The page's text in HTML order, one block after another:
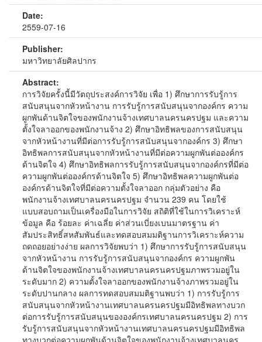
Date:
2559-07-16
Publisher:
มหาวิทยาลัยศิลปากร
Abstract:
การวิจัยครั้งนี้มีวัตถุประสงค์การวิจัย เพื่อ 1) ศึกษาการรับรู้การ
สนับสนุนจากหัวหน้างาน การรับรู้การสนับสนุนจากองค์กร ความ
ผูกพันด้านจิตใจของพนักงานจ้างเทศบาลนครนครปฐม และความ
ตั้งใจลาออกของพนักงานจ้าง 2) ศึกษาอิทธิพลของการสนับสนุน
จากหัวหน้างานที่มีต่อการรับรู้การสนับสนุนจากองค์กร 3) ศึกษา
อิทธิพลการสนับสนุนจากหัวหน้างานที่มีต่อความผูกพันต่อองค์กร
ด้านจิตใจ 4) ศึกษาอิทธิพลการรับรู้การสนับสนุนจากองค์กรที่มีต่อ
ความผูกพันต่อองค์กรด้านจิตใจ 5) ศึกษาอิทธิพลความผูกพันต่อ
องค์กรด้านจิตใจที่มีต่อความตั้งใจลาออก กลุ่มตัวอย่าง คือ
พนักงานจ้างเทศบาลนครนครปฐม จำนวน 239 คน โดยใช้
แบบสอบถามเป็นเครื่องมือในการวิจัย สถิติที่ใช้ในการวิเคราะห์
ข้อมูล คือ ร้อยละ ค่าเฉลี่ย ค่าส่วนเบี่ยงเบนมาตรฐาน ค่า
สัมประสิทธิ์สหสัมพันธ์และทดสอบสมมติฐานการวิเคราะห์ความ
ถดถอยอย่างง่าย ผลการวิจัยพบว่า 1) ศึกษาการรับรู้การสนับสนุน
จากหัวหน้างาน การรับรู้การสนับสนุนจากองค์กร ความผูกพัน
ด้านจิตใจของพนักงานจ้างเทศบาลนครนครปฐมภาพรวมอยู่ใน
ระดับมาก 2) ความตั้งใจลาออกของพนักงานจ้างภาพรวมอยู่ใน
ระดับปานกลาง ผลการทดสอบสมมติฐานพบว่า 1) การรับรู้การ
สนับสนุนจากหัวหน้างานเทศบาลนครนครปฐมมีอิทธิพลทางบวก
ต่อการรับรู้การสนับสนุนขององค์กรเทศบาลนครนครปฐม 2) การ
รับรู้การสนับสนุนจากหัวหน้างานเทศบาลนครนครปฐมมีอิทธิพล
ทางบวกต่อความผูกพันด้านจิตใจของพนักงานจ้างเทศบาลนคร